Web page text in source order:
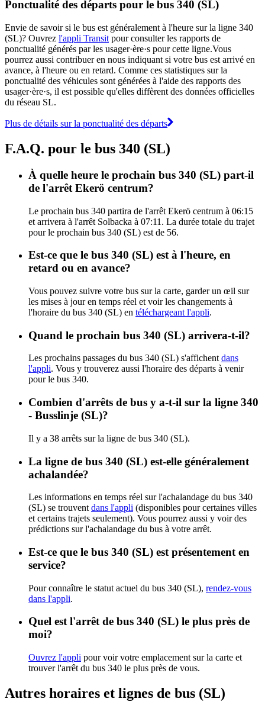
Ponctualité des départs pour le bus 340 (SL)
Envie de savoir si le bus est généralement à l'heure sur la ligne 340
(SL)? Ouvrez l'appli Transit pour consulter les rapports de
ponctualité générés par les usager·ère·s pour cette ligne.Vous
pourrez aussi contribuer en nous indiquant si votre bus est arrivé en
avance, à l'heure ou en retard. Comme ces statistiques sur la
ponctualité des véhicules sont générées à l'aide des rapports des
usager·ère·s, il est possible qu'elles diffèrent des données officielles
du réseau SL.
Plus de détails sur la ponctualité des départs
F.A.Q. pour le bus 340 (SL)
À quelle heure le prochain bus 340 (SL) part-il
de l'arrêt Ekerö centrum?
Le prochain bus 340 partira de l'arrêt Ekerö centrum à 06:15
et arrivera à l'arrêt Solbacka à 07:11. La durée totale du trajet
pour le prochain bus 340 (SL) est de 56.
Est-ce que le bus 340 (SL) est à l'heure, en
retard ou en avance?
Vous pouvez suivre votre bus sur la carte, garder un œil sur
les mises à jour en temps réel et voir les changements à
l'horaire du bus 340 (SL) en téléchargeant l'appli.
Quand le prochain bus 340 (SL) arrivera-t-il?
Les prochains passages du bus 340 (SL) s'affichent dans
l'appli. Vous y trouverez aussi l'horaire des départs à venir
pour le bus 340.
Combien d'arrêts de bus y a-t-il sur la ligne 340
- Busslinje (SL)?
Il y a 38 arrêts sur la ligne de bus 340 (SL).
La ligne de bus 340 (SL) est-elle généralement
achalandée?
Les informations en temps réel sur l'achalandage du bus 340
(SL) se trouvent dans l'appli (disponibles pour certaines villes
et certains trajets seulement). Vous pourrez aussi y voir des
prédictions sur l'achalandage du bus à votre arrêt.
Est-ce que le bus 340 (SL) est présentement en
service?
Pour connaître le statut actuel du bus 340 (SL), rendez-vous
dans l'appli.
Quel est l'arrêt de bus 340 (SL) le plus près de
moi?
Ouvrez l'appli pour voir votre emplacement sur la carte et
trouver l'arrêt du bus 340 le plus près de vous.
Autres horaires et lignes de bus (SL)